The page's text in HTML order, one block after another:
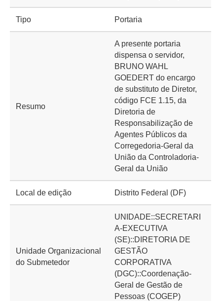
Tipo Portaria
Resumo
A presente portaria
dispensa o servidor,
BRUNO WAHL
GOEDERT do encargo
de substituto de Diretor,
código FCE 1.15, da
Diretoria de
Responsabilização de
Agentes Públicos da
Corregedoria-Geral da
União da Controladoria-
Geral da União
Local de edição Distrito Federal (DF)
Unidade Organizacional
do Submetedor
UNIDADE::SECRETARI
A-EXECUTIVA
(SE)::DIRETORIA DE
GESTÃO
CORPORATIVA
(DGC)::Coordenação-
Geral de Gestão de
Pessoas (COGEP)